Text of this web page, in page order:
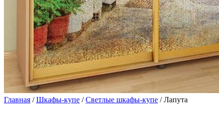
Главная /Шкафы-купе /Светлые шкафы-купе / Лапута